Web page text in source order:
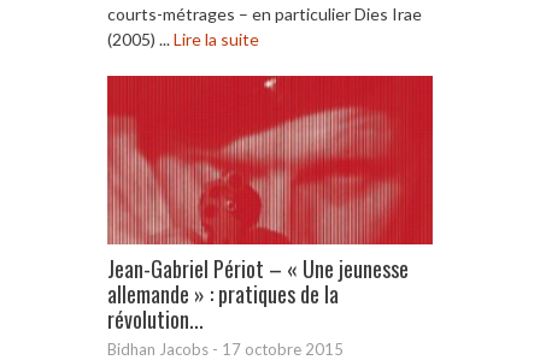
courts-métrages – en particulier Dies Irae
(2005) ...Lire la suite
Jean-Gabriel Périot – « Une jeunesse
allemande » : pratiques de la
révolution...
Bidhan Jacobs - 17 octobre 2015